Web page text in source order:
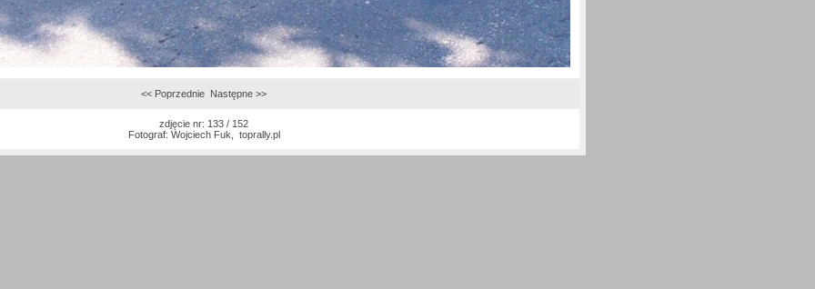
<< Poprzednie Następne >>
zdjęcie nr: 133 / 152
Fotograf: Wojciech Fuk toprally.pl